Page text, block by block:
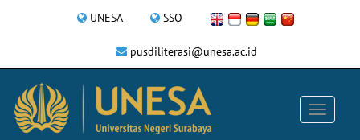
UNESA SSO
pusdiliterasi@unesa.ac.id